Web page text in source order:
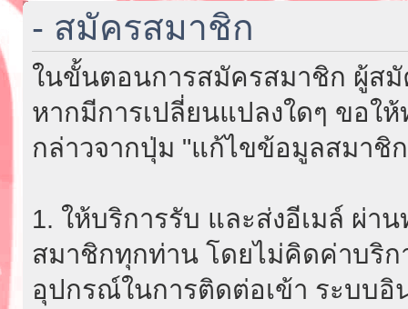
- สมัครสมาชิก
ในขั้นตอนการสมัครสมาชิก ผู้ส
หากมีการเปลี่ยนแปลงใดๆ ขอใ
กล่าวจากปุ่ม "แก้ไขข้อมูลสมาชิ
1. ให้บริการรับ และส่งอีเมล์ ผ่า
สมาชิกทุกท่าน โดยไม่คิดค่าบริก
อุปกรณ์ในการติดต่อเข้า ระบบอิ